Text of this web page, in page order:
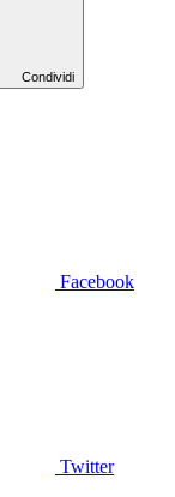
Condividi
Facebook
Twitter